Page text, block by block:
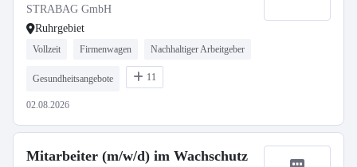
STRABAG GmbH
Ruhrgebiet
Vollzeit Firmenwagen Nachhaltiger Arbeitgeber
Gesundheitsangebote 11
02.08.2026
Mitarbeiter (m/w/d) im Wachschutz